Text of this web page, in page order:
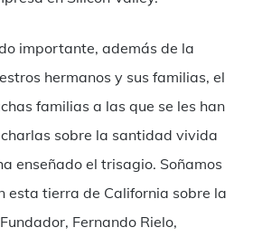
importante, además de la
hermanos y sus familias, el
familias a las que se les han
sobre la santidad vivida
enseñado el trisagio. Soñamos
esta tierra de California sobre la
Fernando Rielo,